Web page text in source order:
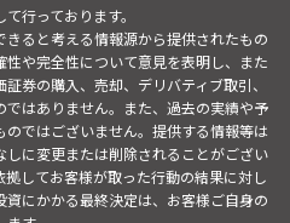
行っております。
ると考える情報源から提供されたもの
や完全性について意見を表明し、また
券の購入、売却、デリバティブ取引、
はありません。また、過去の実績や予
ではございません。提供する情報等は
に変更または削除されることがござい
してお客様が取った行動の結果に対し
にかかる最終決定は、お客様ご自身の